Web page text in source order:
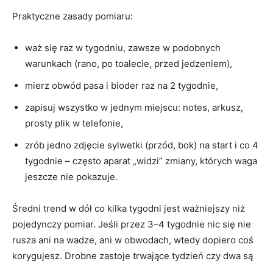
Praktyczne zasady pomiaru:
waż się raz w tygodniu, zawsze w podobnych
warunkach (rano, po toalecie, przed jedzeniem),
mierz obwód pasa i bioder raz na 2 tygodnie,
zapisuj wszystko w jednym miejscu: notes, arkusz,
prosty plik w telefonie,
zrób jedno zdjęcie sylwetki (przód, bok) na start i co 4
tygodnie – często aparat „widzi” zmiany, których waga
jeszcze nie pokazuje.
Średni trend w dół co kilka tygodni jest ważniejszy niż
pojedynczy pomiar. Jeśli przez 3–4 tygodnie nic się nie
rusza ani na wadze, ani w obwodach, wtedy dopiero coś
korygujesz. Drobne zastoje trwające tydzień czy dwa są